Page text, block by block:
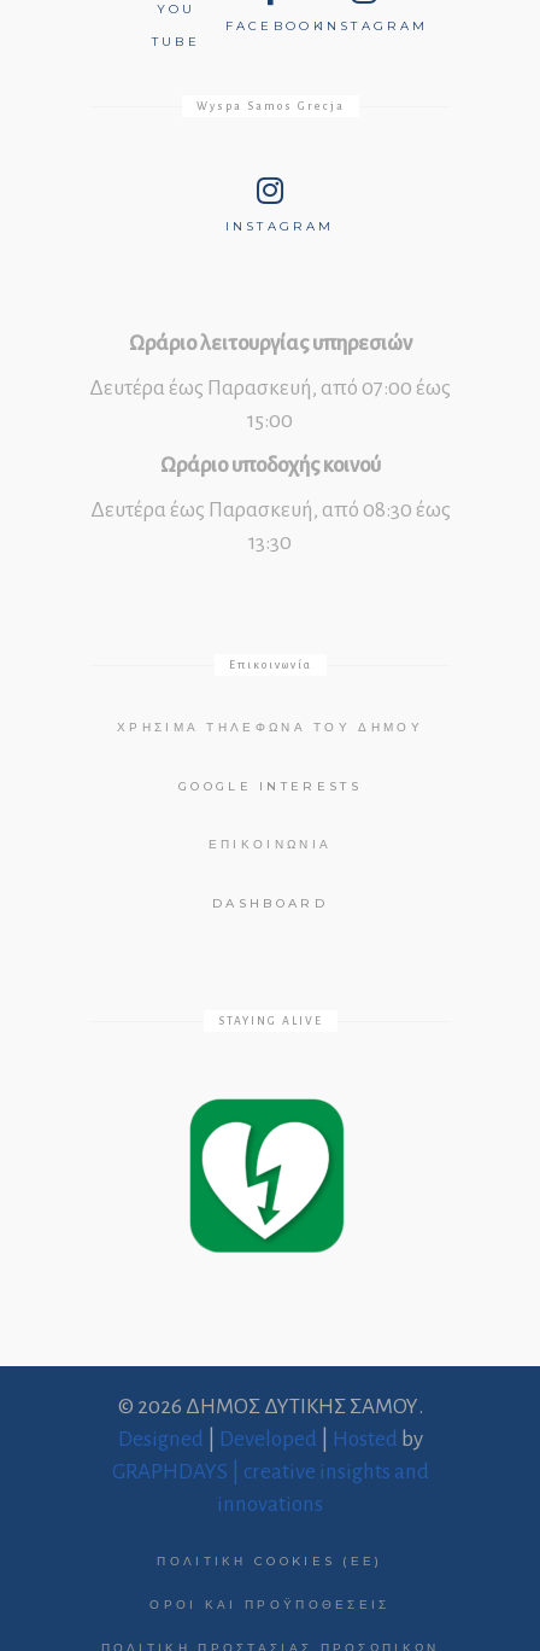
YOU
TUBE
FACEBOOKINSTAGRAM
Wyspa Samos Grecja
INSTAGRAM
Ωράριο λειτουργίας υπηρεσιών
Δευτέρα έως Παρασκευή, από 07:00 έως
15:00
Ωράριο υποδοχής κοινού
Δευτέρα έως Παρασκευή, από 08:30 έως
13:30
Επικοινωνία
ΧΡΉΣΙΜΑ ΤΗΛΈΦΩΝΑ ΤΟΥ ΔΉΜΟΥ
GOOGLE INTERESTS
ΕΠΙΚΟΙΝΩΝΊΑ
DASHBOARD
STAYING ALIVE
© 2026 ΔΗΜΟΣ ΔΥΤΙΚΗΣ ΣΑΜΟΥ.
Designed
Developed Hosted by
GRAPHDAYS | creative insights and
innovations
ΠΟΛΙΤΙΚΉ COOKIES (ΕΕ)
ΌΡΟΙ ΚΑΙ ΠΡΟΫΠΟΘΈΣΕΙΣ